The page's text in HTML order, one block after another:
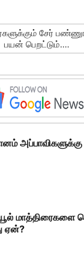
சேர்
பயன் பெறட்டும்....
மாத்திரைகளை
ஏன்?